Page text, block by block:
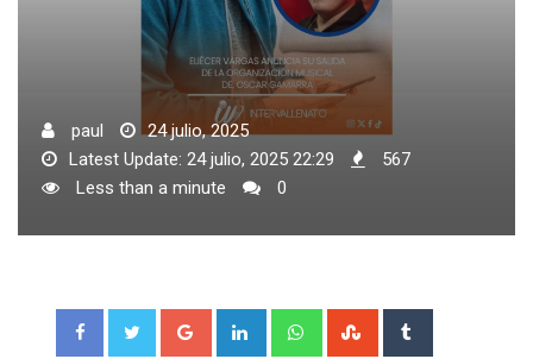
paul
24 julio, 2025
Latest Update: 24 julio, 2025 22:29
567
Less than a minute
0
Google+ LinkedIn WhatsappStumbleUpon